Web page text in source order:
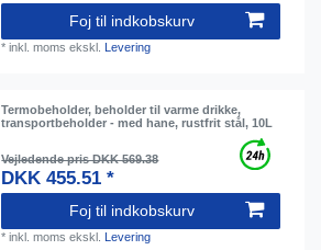
Foj til indkobskurv
*inkl. moms ekskl. Levering
Termobeholder, beholder til varme drikke,
transportbeholder - med hane, rustfrit stål, 10L
Vejledende pris DKK 569.38
DKK 455.51 *
Foj til indkobskurv
*inkl. moms ekskl. Levering